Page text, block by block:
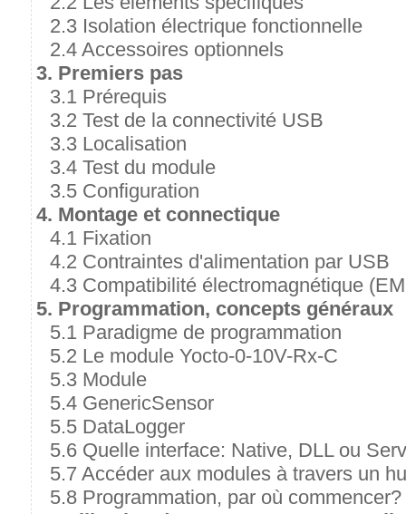
2.3 Isolation électrique fonctionnelle
2.4 Accessoires optionnels
3. Premiers pas
3.1 Prérequis
3.2 Test de la connectivité USB
3.3 Localisation
3.4 Test du module
3.5 Configuration
4. Montage et connectique
4.1 Fixation
4.2 Contraintes d'alimentation par USB
4.3 Compatibilité électromagnétique
5. Programmation, concepts généraux
5.1 Paradigme de programmation
5.2 Le module Yocto-0-10V-Rx-C
5.3 Module
5.4 GenericSensor
5.5 DataLogger
5.6 Quelle interface: Native, DLL ou
5.7 Accéder aux modules à travers un
5.8 Programmation, par où commencer?